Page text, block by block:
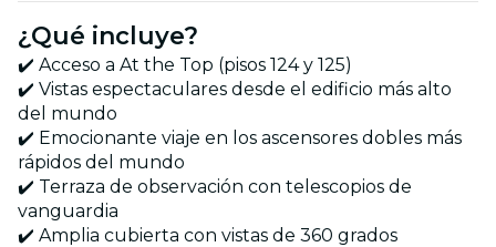
¿Qué incluye?
✔️ Acceso a At the Top (pisos 124 y 125)
✔️ Vistas espectaculares desde el edificio más alto
del mundo
✔️ Emocionante viaje en los ascensores dobles más
rápidos del mundo
✔️ Terraza de observación con telescopios de
vanguardia
✔️ Amplia cubierta con vistas de 360 grados